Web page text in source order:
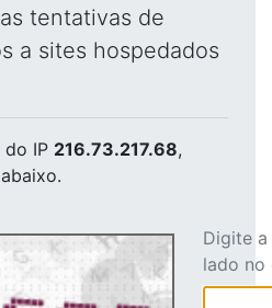
tentativas de
a sites hospedados
do IP 216.73.217.68,
Digite
lado no